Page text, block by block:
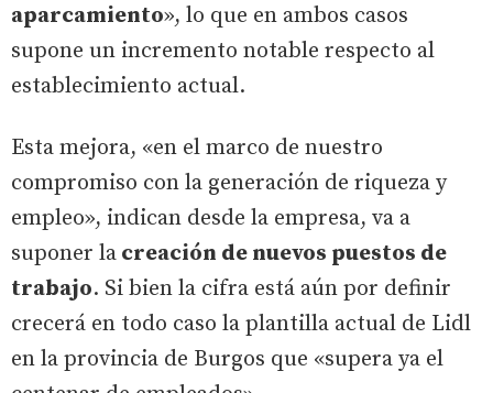
aparcamiento», lo que en ambos casos
supone un incremento notable respecto al
establecimiento actual.
Esta mejora, «en el marco de nuestro
compromiso con la generación de riqueza y
empleo», indican desde la empresa, va a
suponer la creación de nuevos puestos de
trabajo. Si bien la cifra está aún por definir
crecerá en todo caso la plantilla actual de Lidl
en la provincia de Burgos que «supera ya el